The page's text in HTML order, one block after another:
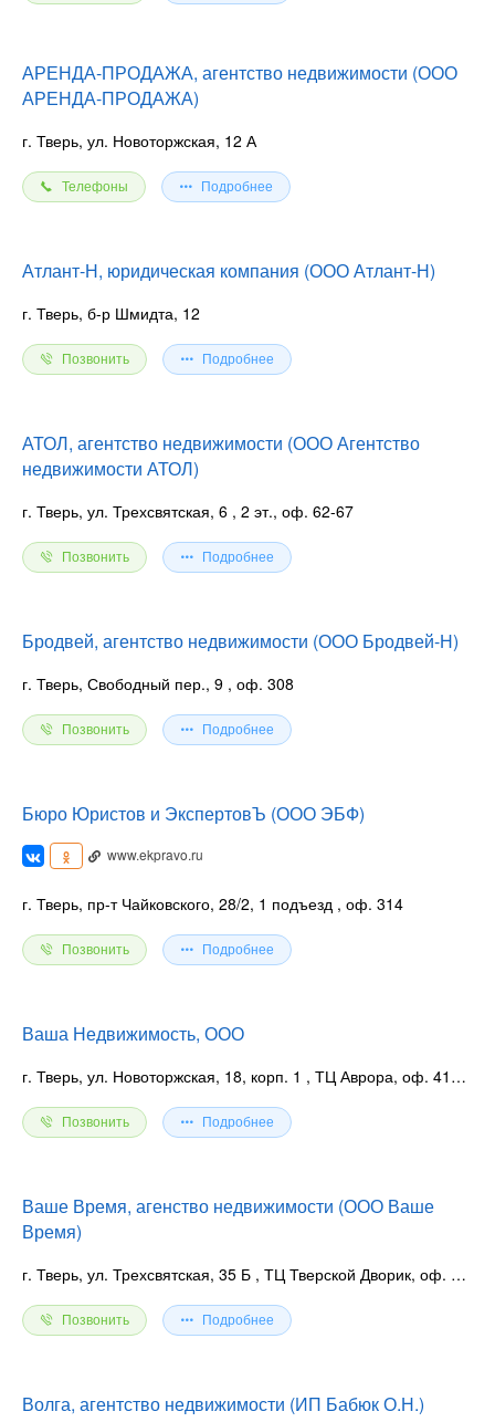
АРЕНДА-ПРОДАЖА, агентство недвижимости (ООО
АРЕНДА-ПРОДАЖА)
г. Тверь, ул. Новоторжская, 12 А
Телефоны Подробнее
Атлант-Н, юридическая компания (ООО Атлант-Н)
г. Тверь, б-р Шмидта, 12
Позвонить Подробнее
АТОЛ, агентство недвижимости (ООО Агентство
недвижимости АТОЛ)
г. Тверь, ул. Трехсвятская, 6 , 2 эт., оф. 62-67
Позвонить Подробнее
Бродвей, агентство недвижимости (ООО Бродвей-Н)
г. Тверь, Свободный пер., 9 , оф. 308
Позвонить Подробнее
Бюро Юристов и ЭкспертовЪ (ООО ЭБФ)
www.ekpravo.ru
г. Тверь, пр-т Чайковского, 28/2, 1 подъезд , оф. 314
Позвонить Подробнее
Ваша Недвижимость, ООО
г. Тверь, ул. Новоторжская, 18, корп. 1 , ТЦ Аврора, оф. 417, 418
Позвонить Подробнее
Ваше Время, агенство недвижимости (ООО Ваше
Время)
г. Тверь, ул. Трехсвятская, 35 Б , ТЦ Тверской Дворик, оф. 402
Позвонить Подробнее
Волга, агентство недвижимости (ИП Бабюк О.Н.)